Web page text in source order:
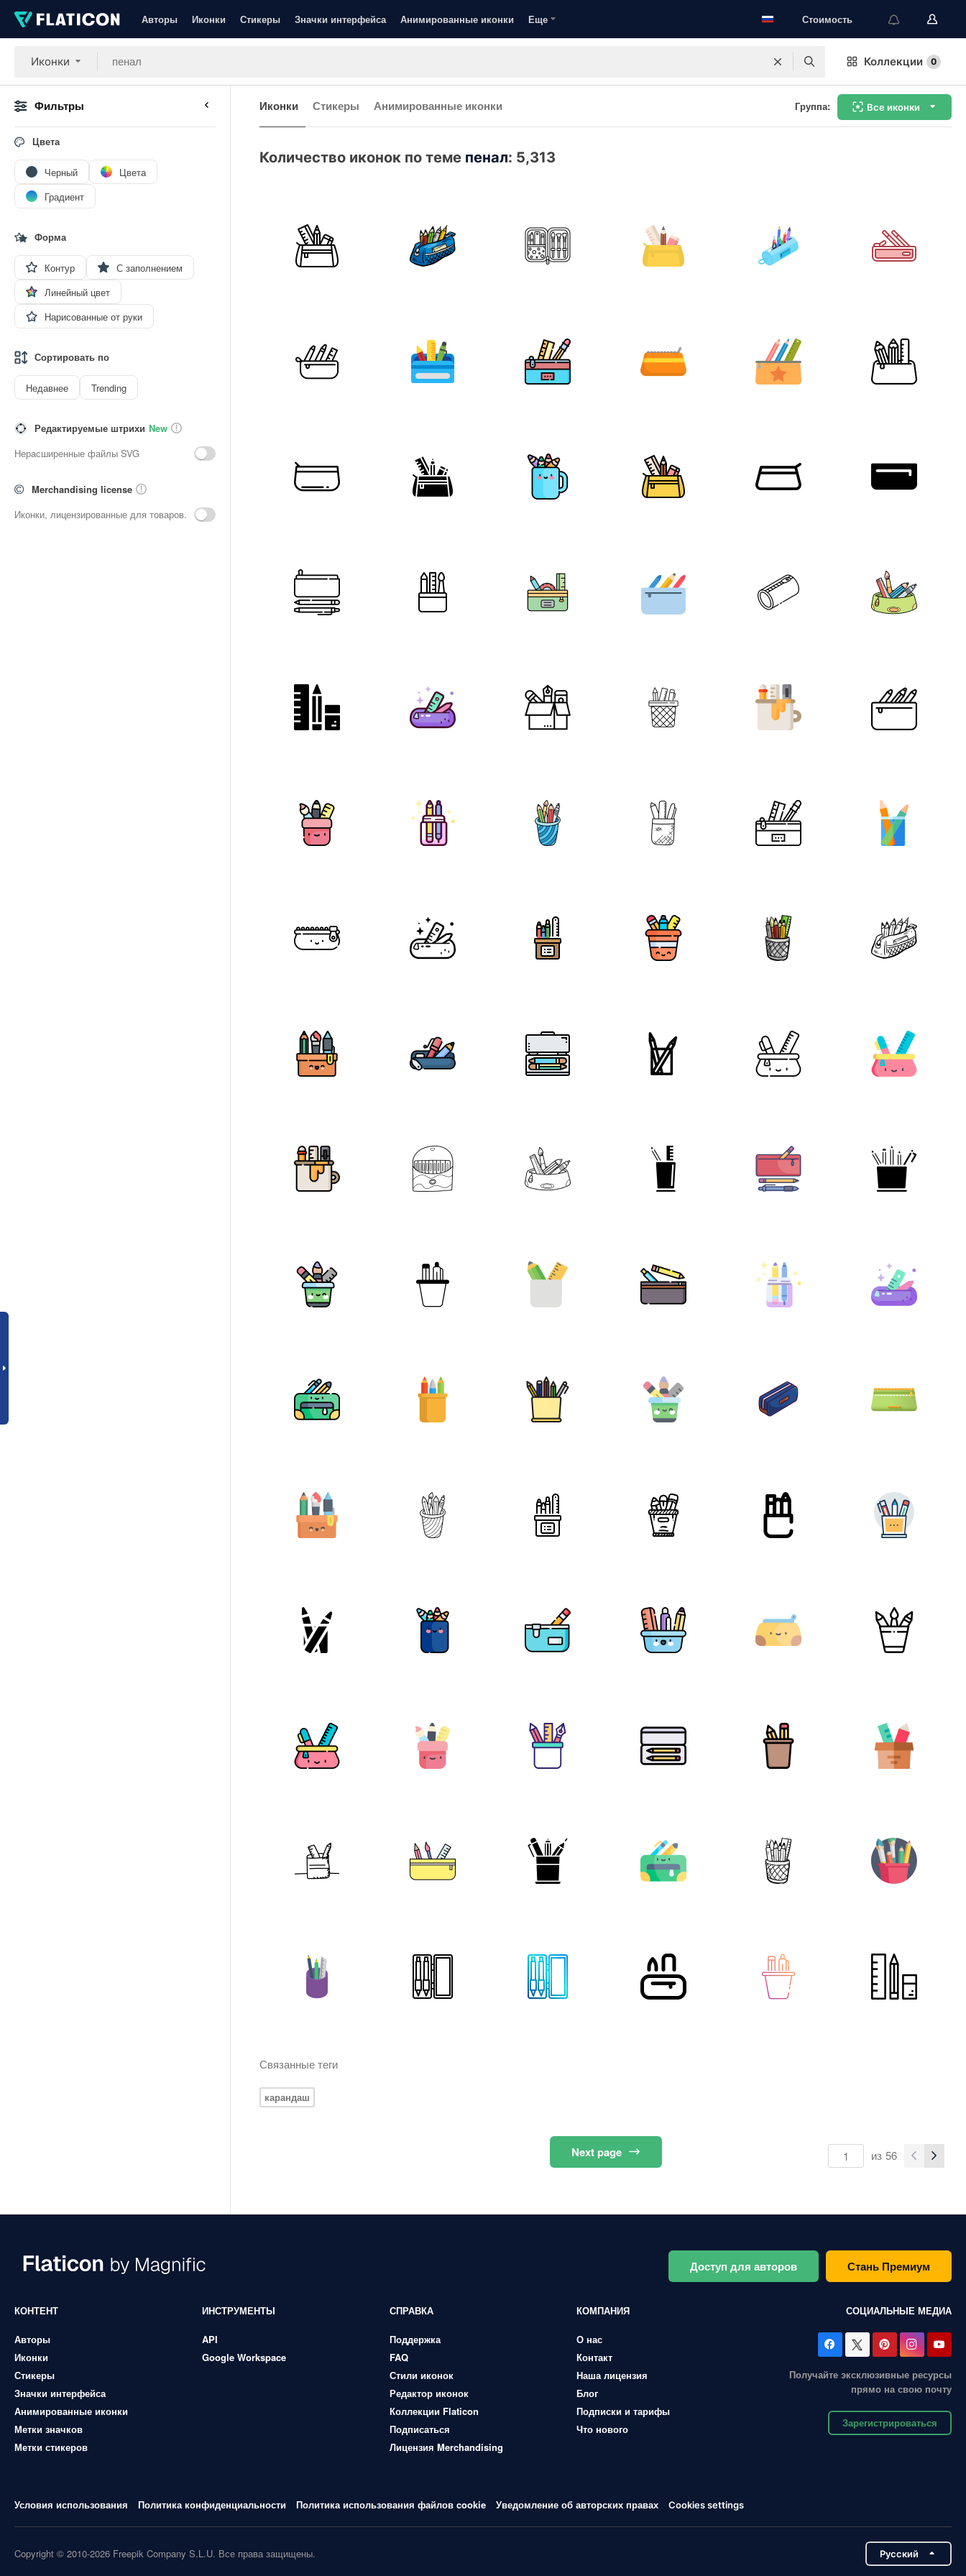
Авторы Иконки Стикеры Значки интерфейса Анимированные иконки Еще Стоимость
Иконки Коллекции 0
Фильтры
Цвета
Черный
Цвета
Градиент
Форма
Контур
С заполнением
Линейный цвет
Нарисованные от руки
Сортировать по
Недавнее Trending
Редактируемые штрихи New
Нерасширенные файлы SVG
Merchandising license
Иконки, лицензированные для товаров.
Иконки Стикеры Анимированные иконки Группа: Все иконки
Количество иконок по теме пенал: 5,313
Связанные теги
карандаш
Nextpage из 56
Доступ для авторов Стань Премиум
КОНТЕНТ
Авторы
Иконки
Стикеры
Значки интерфейса
Анимированные иконки
Метки значков
Метки стикеров
ИНСТРУМЕНТЫ
API
Google Workspace
СПРАВКА
Поддержка
FAQ
Стили иконок
Редактор иконок
Коллекции Flaticon
Подписаться
Лицензия Merchandising
КОМПАНИЯ
О нас
Контакт
Наша лицензия
Блог
Подписки и тарифы
Что нового
СОЦИАЛЬНЫЕ МЕДИА
Получайте эксклюзивные ресурсы
прямо на свою почту
Зарегистрироваться
Условия использования Политика конфиденциальности Политика использования файлов cookie Уведомление об авторских правах Cookies settings
Copyright © 2010-2026 Freepik Company S.L.U. Все права защищены. Pусский